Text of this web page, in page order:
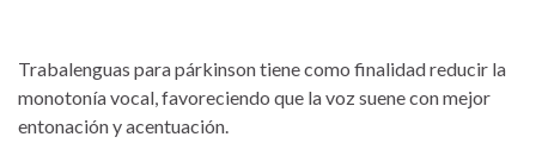
Trabalenguas para párkinson tiene como finalidad reducir la
monotonía vocal, favoreciendo que la voz suene con mejor
entonación y acentuación.